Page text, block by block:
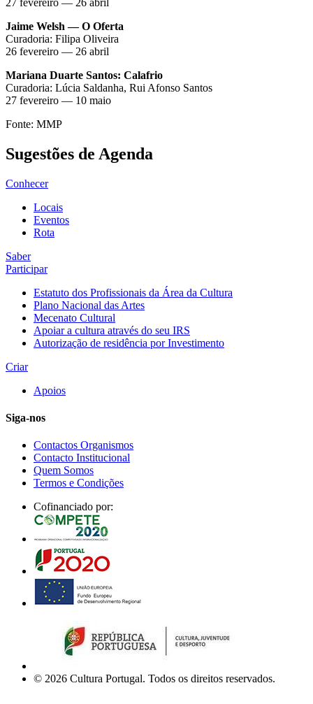
27 fevereiro — 26 abril
Jaime Welsh — O Oferta
Curadoria: Filipa Oliveira
26 fevereiro — 26 abril
Mariana Duarte Santos: Calafrio
Curadoria: Lúcia Saldanha, Rui Afonso Santos
27 fevereiro — 10 maio
Fonte: MMP
Sugestões de Agenda
Conhecer
Locais
Eventos
Rota
Saber
Participar
Estatuto dos Profissionais da Área da Cultura
Plano Nacional das Artes
Mecenato Cultural
Apoiar a cultura através do seu IRS
Autorização de residência por Investimento
Criar
Apoios
Siga-nos
Contactos Organismos
Contacto Institucional
Quem Somos
Termos e Condições
Cofinanciado por:
© 2026 Cultura Portugal. Todos os direitos reservados.